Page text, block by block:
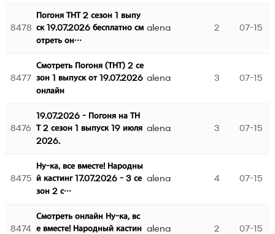
8478
Погоня ТНТ 2 сезон 1 выпу
ск 19.07.2026 бесплатно см
отреть он…
alena 2 07-15
8477
Смотреть Погоня (ТНТ) 2 се
зон 1 выпуск от 19.07.2026
онлайн
alena 3 07-15
8476
19.07.2026 - Погоня на ТН
Т 2 сезон 1 выпуск 19 июля
2026.
alena 3 07-15
8475
Ну-ка, все вместе! Народны
й кастинг 17.07.2026 - 3 се
зон 2 с…
alena 4 07-15
8474
Смотреть онлайн Ну-ка, вс
е вместе! Народный кастин
alena 2 07-15